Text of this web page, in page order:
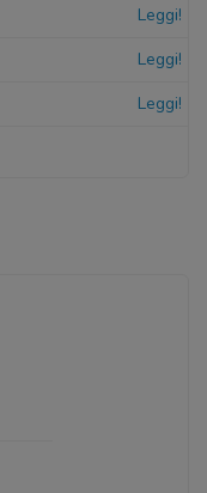
Leggi!
Leggi!
Leggi!